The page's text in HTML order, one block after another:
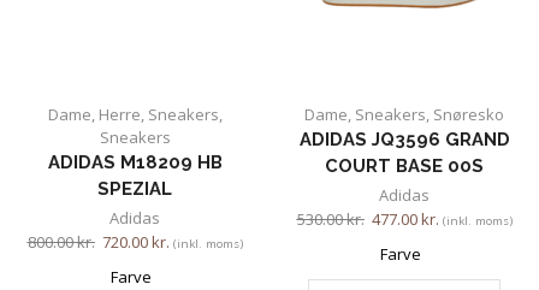
Dame, Herre, Sneakers,
Sneakers
ADIDAS M18209 HB
SPEZIAL
Adidas
800.00kr. 720.00kr. (inkl. moms)
Farve
Dame, Sneakers, Snøresko
ADIDAS JQ3596 GRAND
COURT BASE 00S
Adidas
530.00kr. 477.00kr. (inkl. moms)
Farve